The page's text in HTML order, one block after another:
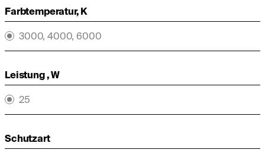
Farbtemperatur, K
3000, 4000, 6000
Leistung , W
25
Schutzart